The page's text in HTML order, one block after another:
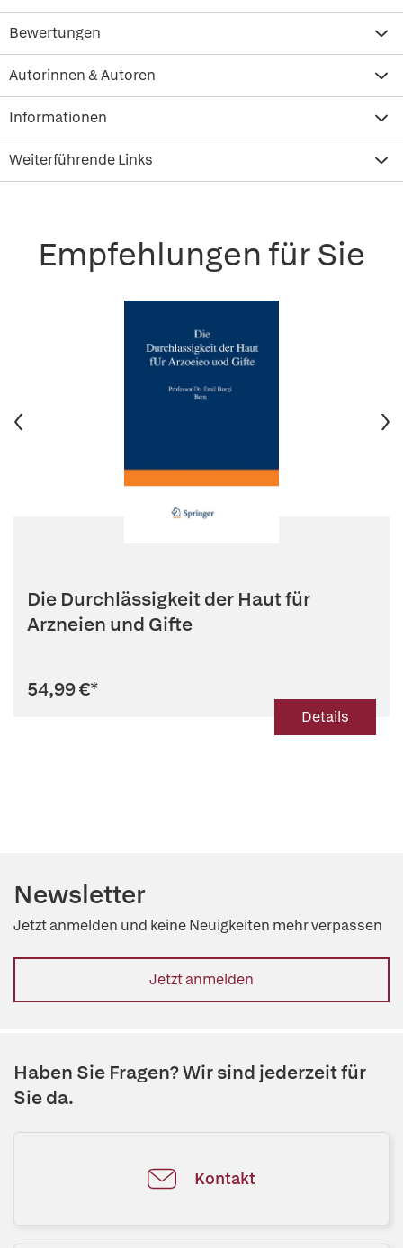
Bewertungen
Autorinnen & Autoren
Informationen
Weiterführende Links
Empfehlungen für Sie
Die Durchlässigkeit der Haut für
Arzneien und Gifte
54,99 €*
Details
Newsletter
Jetzt anmelden und keine Neuigkeiten mehr verpassen
Jetzt anmelden
Haben Sie Fragen? Wir sind jederzeit für
Sie da.
Kontakt